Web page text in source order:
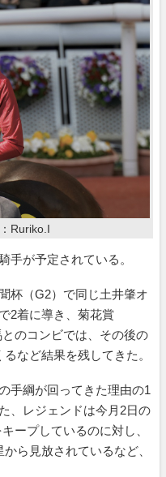
Ruriko.I
手が予定されている。
杯（G2）で同じ土井肇オ
2着に導き、菊花賞
のコンビでは、その後の
など結果を残してきた。
手綱が回ってきた理由の1
、レジェンドは今月2日の
ープしているのに対し、
ら見放されているなど、